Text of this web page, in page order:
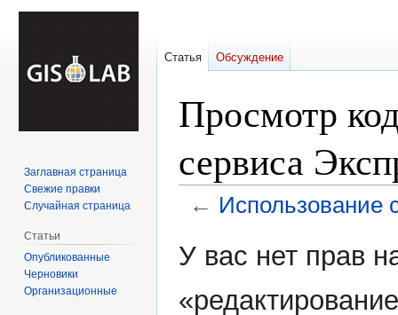
Просмотр
сервиса
← Использование
ккУ вас нет прав
Статья Обсуждение
Заглавная страница
Свежие правки
Случайная страница
Статьи
Опубликованные
Черновики
Организационные